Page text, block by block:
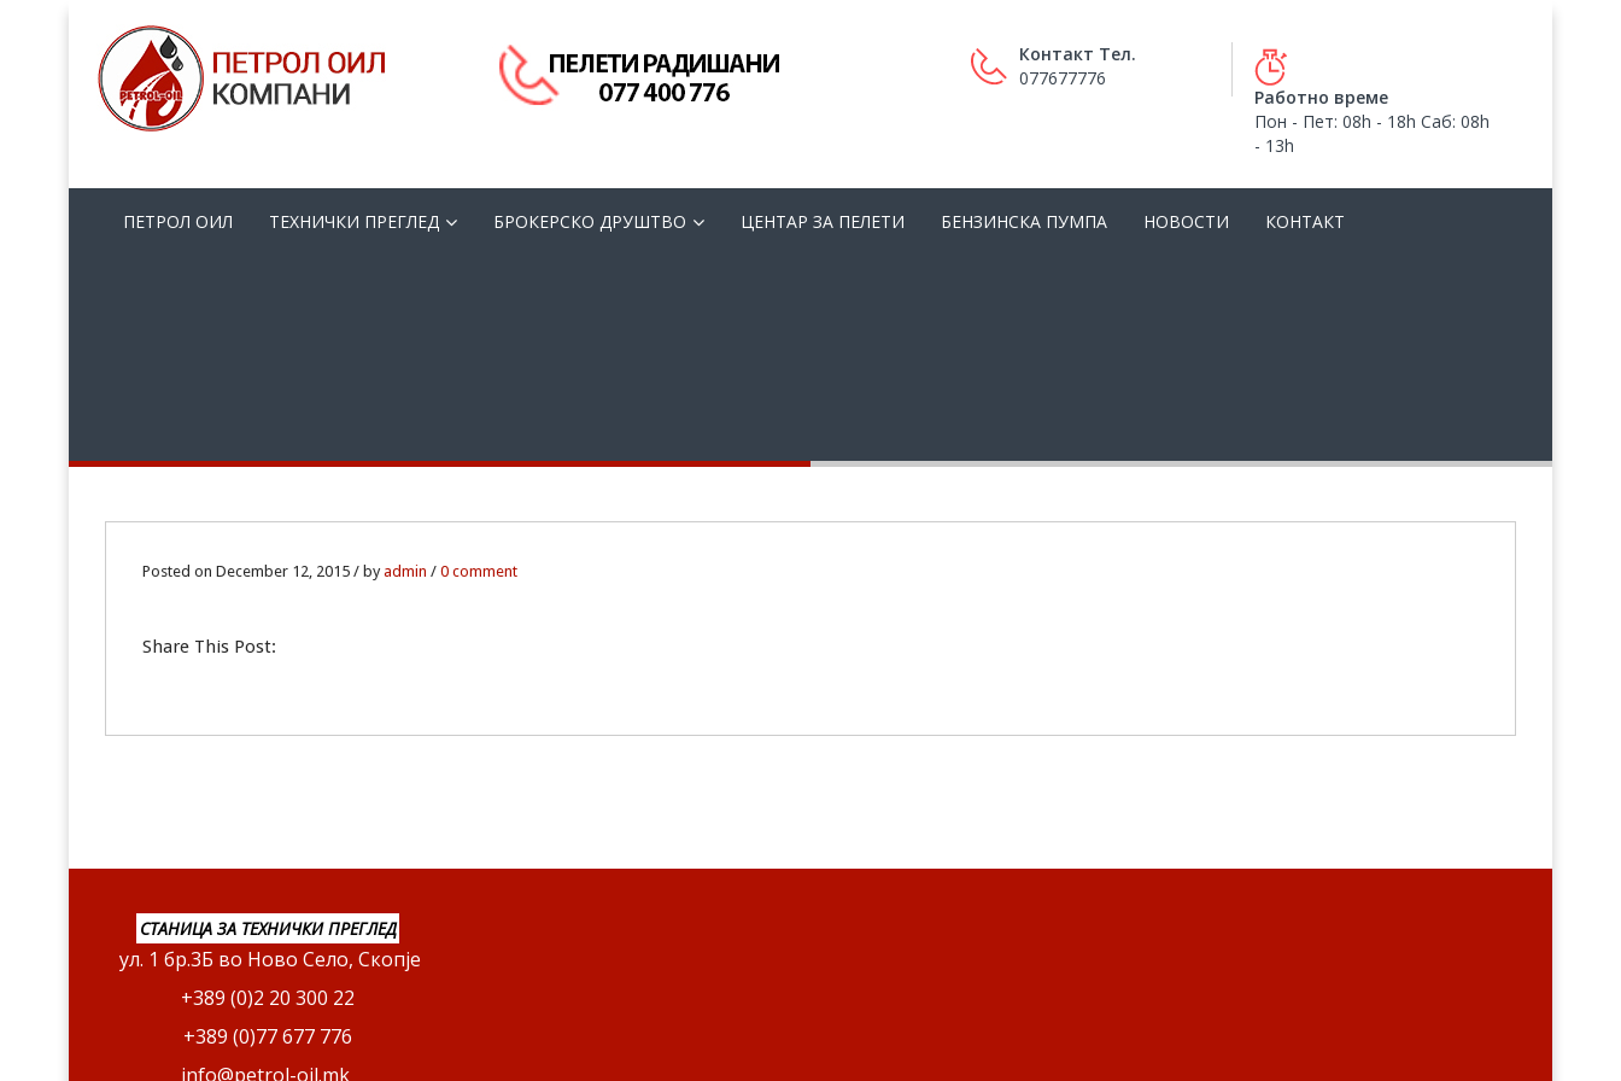
Контакт Тел.
077677776
Работно време
Пон - Пет: 08h - 18h Саб: 08h
- 13h
ПЕТРОЛ ОИЛ ТЕХНИЧКИ ПРЕГЛЕД БРОКЕРСКО ДРУШТВО ЦЕНТАР ЗА ПЕЛЕТИ БЕНЗИНСКА ПУМПА НОВОСТИ КОНТАКТ
12
Posted on December 12, 2015 / byadmin / 0 comment
Share This Post:
СТАНИЦА ЗА ТЕХНИЧКИ ПРЕГЛЕД
ул. 1 бр.3Б во Ново Село, Скопје
+389 (0)2 20 300 22
+389 (0)77 677 776
info@petrol-oil.mk